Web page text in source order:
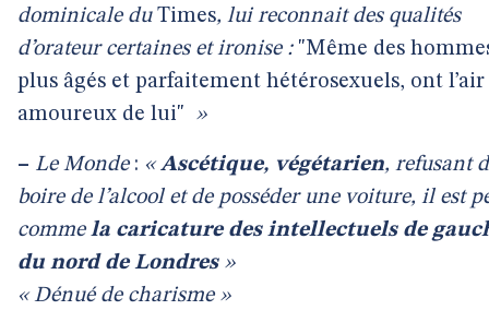
dominicale duTimes, lui reconnait des qualités
d’orateur certaines et ironise :"Même des
plus âgés et parfaitement hétérosexuels, ont l’air
amoureux de lui" »
– Le Monde: «Ascétique, végétarien, refusant
boire de l’alcool et de posséder une voiture, il est
comme la caricature des intellectuels de
du nord de Londres»
« Dénué de charisme »